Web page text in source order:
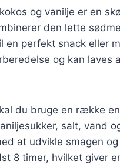
og vanilje er en
den lette
en perfekt snack eller
og kan laves
du bruge en række
salt, vand
at udvikle smagen
8 timer, hvilket giver